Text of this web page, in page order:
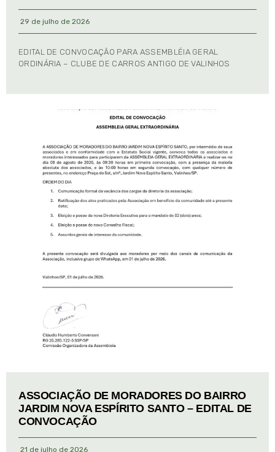
29 de julho de 2026
EDITAL DE CONVOCAÇÃO PARA ASSEMBLÉIA GERAL
ORDINÁRIA – CLUBE DE CARROS ANTIGO DE VALINHOS
ASSOCIAÇÃO DE MORADORES DO BAIRRO
JARDIM NOVA ESPÍRITO SANTO – EDITAL DE
CONVOCAÇÃO
21 de julho de 2026